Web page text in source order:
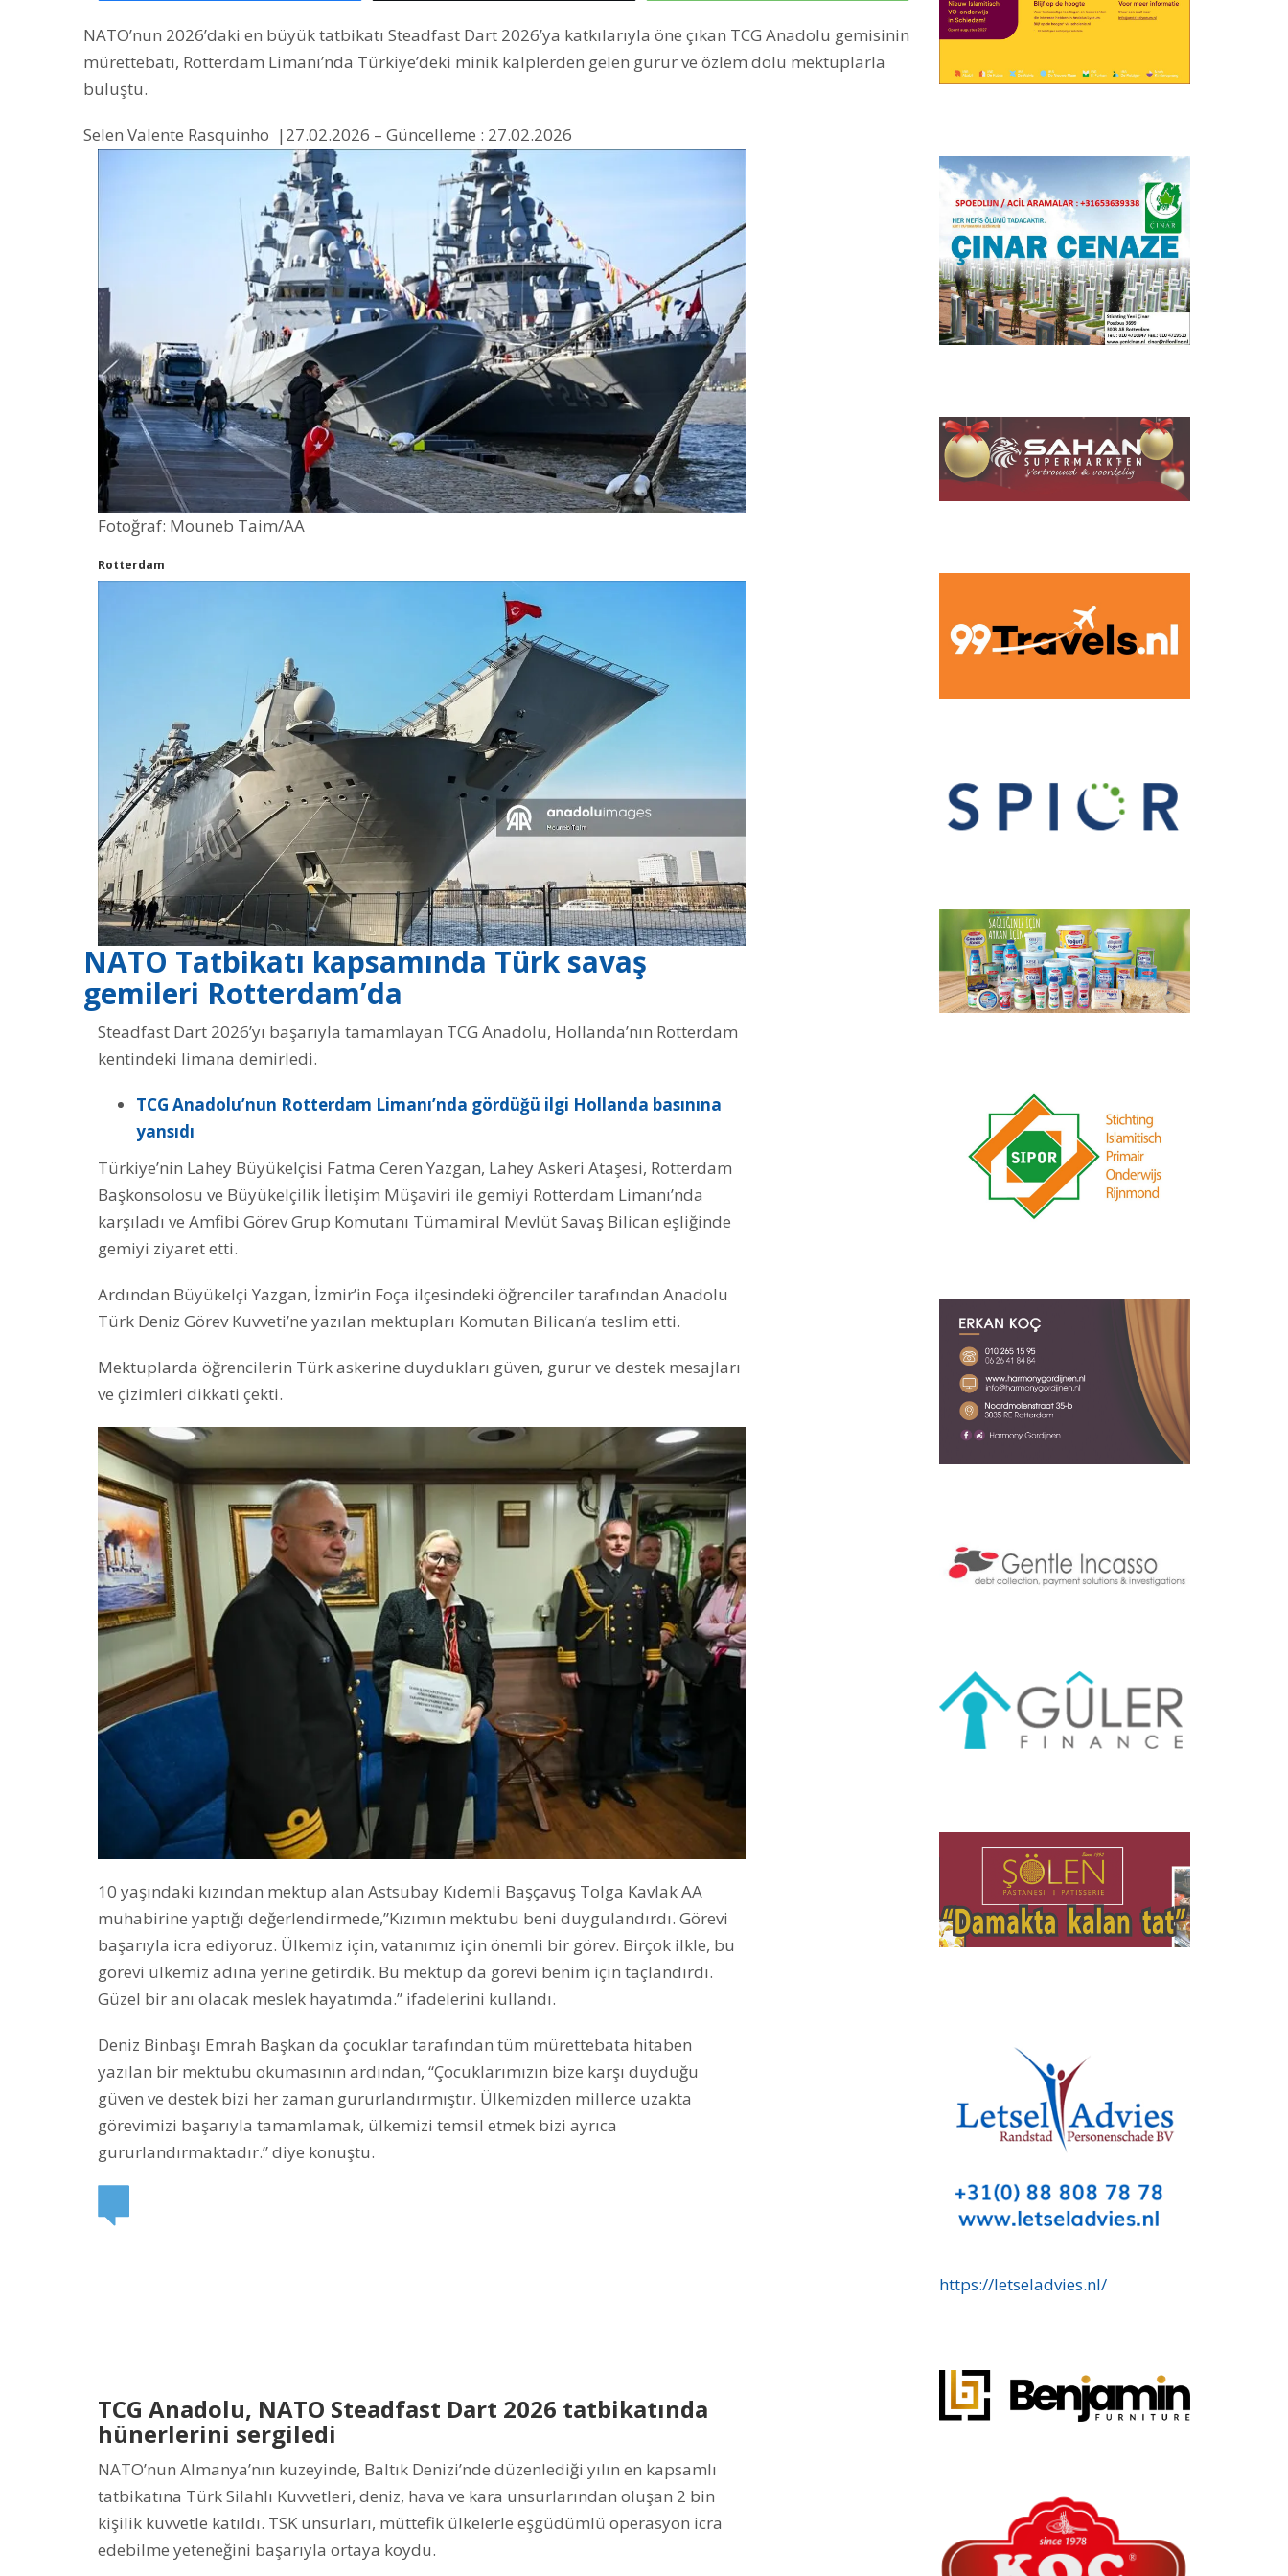
NATO’nun 2026’daki en büyük tatbikatı Steadfast Dart 2026’ya katkılarıyla öne çıkan TCG Anadolu gemisinin
mürettebatı, Rotterdam Limanı’nda Türkiye’deki minik kalplerden gelen gurur ve özlem dolu mektuplarla
buluştu.
Selen Valente Rasquinho | 27.02.2026 – Güncelleme : 27.02.2026
Fotoğraf: Mouneb Taim/AA
Rotterdam
NATO Tatbikatı kapsamında Türk savaş
gemileri Rotterdam’da
Steadfast Dart 2026’yı başarıyla tamamlayan TCG Anadolu, Hollanda’nın Rotterdam
kentindeki limana demirledi.
TCG Anadolu’nun Rotterdam Limanı’nda gördüğü ilgi Hollanda basınına
yansıdı
Türkiye’nin Lahey Büyükelçisi Fatma Ceren Yazgan, Lahey Askeri Ataşesi, Rotterdam
Başkonsolosu ve Büyükelçilik İletişim Müşaviri ile gemiyi Rotterdam Limanı’nda
karşıladı ve Amfibi Görev Grup Komutanı Tümamiral Mevlüt Savaş Bilican eşliğinde
gemiyi ziyaret etti.
Ardından Büyükelçi Yazgan, İzmir’in Foça ilçesindeki öğrenciler tarafından Anadolu
Türk Deniz Görev Kuvveti’ne yazılan mektupları Komutan Bilican’a teslim etti.
Mektuplarda öğrencilerin Türk askerine duydukları güven, gurur ve destek mesajları
ve çizimleri dikkati çekti.
10 yaşındaki kızından mektup alan Astsubay Kıdemli Başçavuş Tolga Kavlak AA
muhabirine yaptığı değerlendirmede,”Kızımın mektubu beni duygulandırdı. Görevi
başarıyla icra ediyoruz. Ülkemiz için, vatanımız için önemli bir görev. Birçok ilkle, bu
görevi ülkemiz adına yerine getirdik. Bu mektup da görevi benim için taçlandırdı.
Güzel bir anı olacak meslek hayatımda.” ifadelerini kullandı.
Deniz Binbaşı Emrah Başkan da çocuklar tarafından tüm mürettebata hitaben
yazılan bir mektubu okumasının ardından, “Çocuklarımızın bize karşı duyduğu
güven ve destek bizi her zaman gururlandırmıştır. Ülkemizden millerce uzakta
görevimizi başarıyla tamamlamak, ülkemizi temsil etmek bizi ayrıca
gururlandırmaktadır.” diye konuştu.
TCG Anadolu, NATO Steadfast Dart 2026 tatbikatında
hünerlerini sergiledi
NATO’nun Almanya’nın kuzeyinde, Baltık Denizi’nde düzenlediği yılın en kapsamlı
tatbikatına Türk Silahlı Kuvvetleri, deniz, hava ve kara unsurlarından oluşan 2 bin
kişilik kuvvetle katıldı. TSK unsurları, müttefik ülkelerle eşgüdümlü operasyon icra
edebilme yeteneğini başarıyla ortaya koydu.
https://letseladvies.nl/